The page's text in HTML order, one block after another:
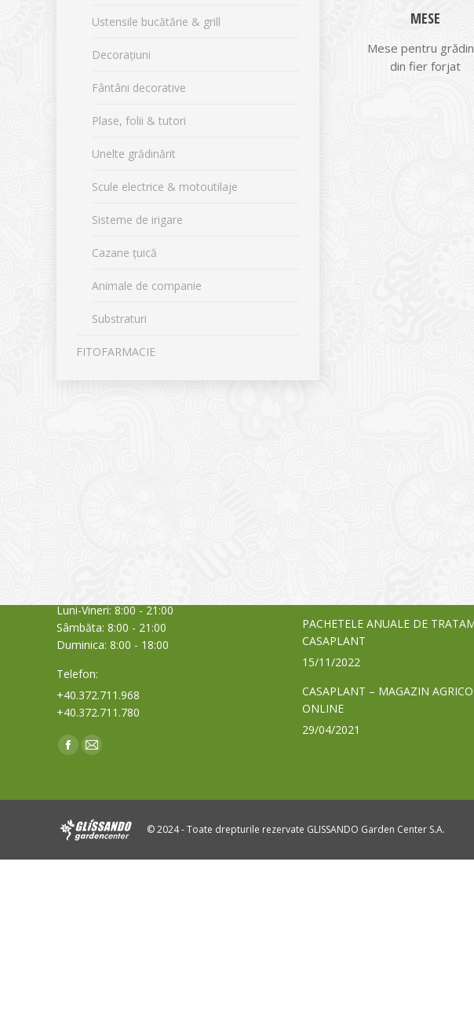
MESE
Mese pentru
din fier forjat
Ustensile bucătărie & grill
Decorațiuni
Fântâni decorative
Plase, folii & tutori
Unelte grădinărit
Scule electrice & motoutilaje
Sisteme de irigare
Cazane țuică
Animale de companie
Substraturi
FITOFARMACIE
Luni-Vineri: 8:00 - 21:00
Sâmbăta: 8:00 - 21:00
Duminica: 8:00 - 18:00
Telefon:
+40.372.711.968
+40.372.711.780
Find us on:
Facebook
new
Mail
new
PACHETELE ANUALE DE
CASAPLANT
15/11/2022
CASAPLANT – MAGAZIN
ONLINE
29/04/2021
© 2024 - Toate drepturile rezervate GLISSANDO Garden Center S.A.